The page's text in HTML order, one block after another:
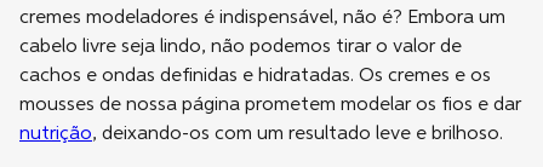
cremes modeladores é indispensável, não é? Embora um
cabelo livre seja lindo, não podemos tirar o valor de
cachos e ondas definidas e hidratadas. Os cremes e os
mousses de nossa página prometem modelar os fios e dar
nutrição, deixando-os com um resultado leve e brilhoso.